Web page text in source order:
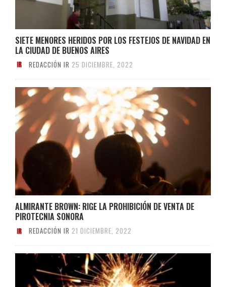
SIETE MENORES HERIDOS POR LOS FESTEJOS DE NAVIDAD EN
LA CIUDAD DE BUENOS AIRES
REDACCIÓN IR 25 DICIEMBRE, 2022
ALMIRANTE BROWN: RIGE LA PROHIBICIÓN DE VENTA DE
PIROTECNIA SONORA
REDACCIÓN IR 21 DICIEMBRE, 2022